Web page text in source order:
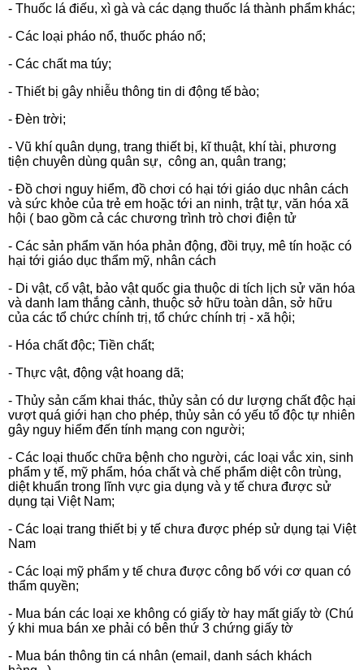
- Thuốc lá điếu, xì gà và các dạng thuốc lá thành phẩm khác;
- Các loại pháo nổ, thuốc pháo nổ;
- Các chất ma túy;
- Thiết bị gây nhiễu thông tin di động tế bào;
- Đèn trời;
- Vũ khí quân dụng, trang thiết bị, kĩ thuật, khí tài, phương
tiện chuyên dùng quân sự, công an, quân trang;
- Đồ chơi nguy hiểm, đồ chơi có hại tới giáo dục nhân cách
và sức khỏe của trẻ em hoặc tới an ninh, trật tự, văn hóa xã
hội ( bao gồm cả các chương trình trò chơi điện tử
- Các sản phẩm văn hóa phản động, đồi trụy, mê tín hoặc có
hại tới giáo dục thẩm mỹ, nhân cách
- Di vật, cổ vật, bảo vật quốc gia thuộc di tích lịch sử văn hóa
và danh lam thắng cảnh, thuộc sở hữu toàn dân, sở hữu
của các tổ chức chính trị, tổ chức chính trị - xã hội;
- Hóa chất độc; Tiền chất;
- Thực vật, động vật hoang dã;
- Thủy sản cấm khai thác, thủy sản có dư lượng chất độc hại
vượt quá giới hạn cho phép, thủy sản có yếu tố độc tự nhiên
gây nguy hiểm đến tính mạng con người;
- Các loại thuốc chữa bệnh cho người, các loại vắc xin, sinh
phẩm y tế, mỹ phẩm, hóa chất và chế phẩm diệt côn trùng,
diệt khuẩn trong lĩnh vực gia dụng và y tế chưa được sử
dụng tại Việt Nam;
- Các loại trang thiết bị y tế chưa được phép sử dụng tại Việt
Nam
- Các loại mỹ phẩm y tế chưa được công bố với cơ quan có
thẩm quyền;
- Mua bán các loại xe không có giấy tờ hay mất giấy tờ (Chú
ý khi mua bán xe phải có bên thứ 3 chứng giấy tờ
- Mua bán thông tin cá nhân (email, danh sách khách